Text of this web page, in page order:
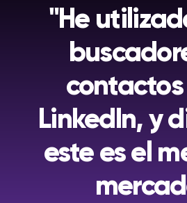
"He
LinkedIn, y
este es el